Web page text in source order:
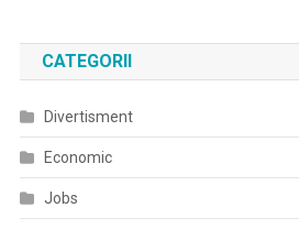
CATEGORII
Divertisment
Economic
Jobs